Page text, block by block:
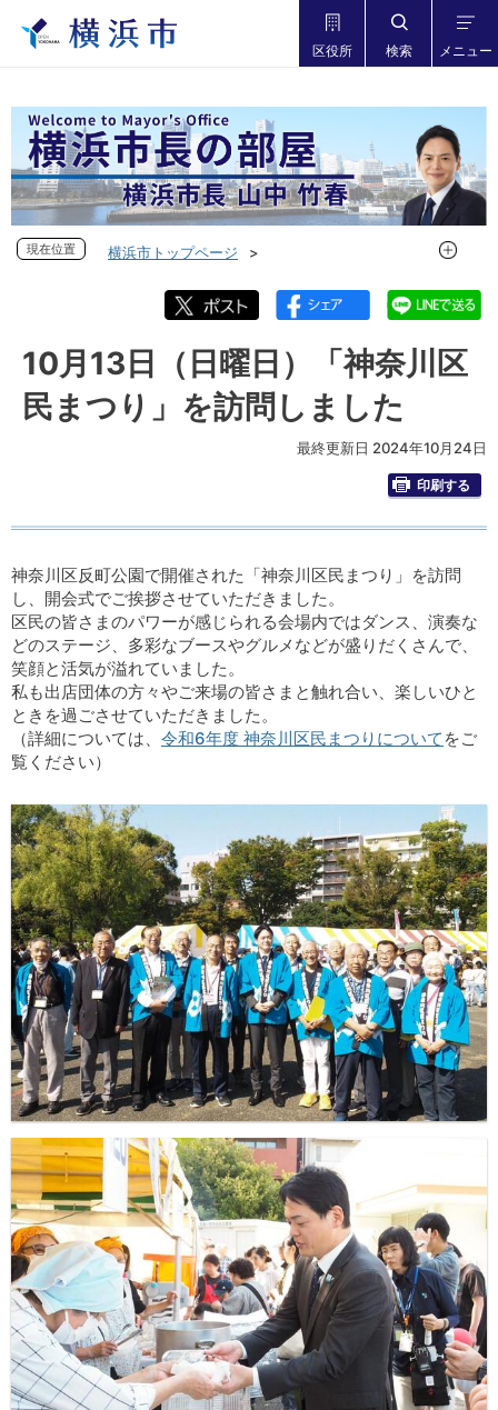
区役所 検索 メニュー
現在位置
横浜市トップページ
フォトダイアリー 2024年度
フォトダイアリー 2024年10月
10月13日（日曜日）「神奈川区民まつり」を訪問しました
現在位
10月13日（日曜日）「神奈川区
民まつり」を訪問しました
最終更新日 2024年10月24日
印刷する
神奈川区反町公園で開催された「神奈川区民まつり」を訪問
し、開会式でご挨拶させていただきました。
区民の皆さまのパワーが感じられる会場内ではダンス、演奏な
どのステージ、多彩なブースやグルメなどが盛りだくさんで、
笑顔と活気が溢れていました。
私も出店団体の方々やご来場の皆さまと触れ合い、楽しいひと
ときを過ごさせていただきました。
（詳細については、 令和6年度 神奈川区民まつりについて をご
覧ください）